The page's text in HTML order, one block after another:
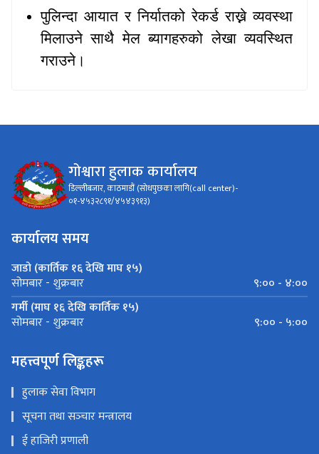
पुलिन्दा आयात र निर्यातको रेकर्ड राख्ने व्यवस्था
मिलाउने साथै मेल ब्यागहरुको लेखा व्यवस्थित
गराउने।
गोश्वारा हुलाक कार्यालय
डिल्लीबजार, काठमाडौं (सोधपुछका लागि(call center)-
०१-४५३२८९१/४५४३९१३)
कार्यालय समय
जाडो (कार्तिक १६ देखि माघ १५)
सोमबार - शुक्रबार
९:०० - ४:००
गर्मी (माघ १६ देखि कार्तिक १५)
सोमबार - शुक्रबार ९:०० - ५:००
महत्त्वपूर्ण लिङ्कहरू
हुलाक सेवा विभाग
सूचना तथा सञ्‍चार मन्त्रालय
ई हाजिरी प्रणाली